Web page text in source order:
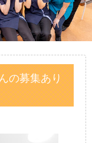
の募集あり